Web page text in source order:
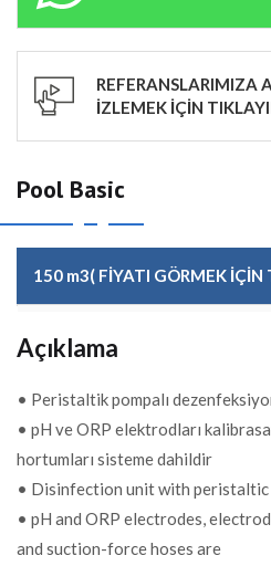
REFERANSLARIMIZA
İZLEMEK İÇİN
Pool Basic
150 m3( FİYATI GÖRMEK
KAPASİTESİ
FİYAT 902,00
Açıklama
• Peristaltik pompalı
• pH ve ORP elektrodları
hortumları sisteme dahildir
• Disinfection unit with peristaltic
• pH and ORP electrodes,
and suction-force hoses are